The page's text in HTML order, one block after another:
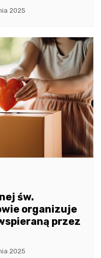
2025
św.
organizuje
przez
2025